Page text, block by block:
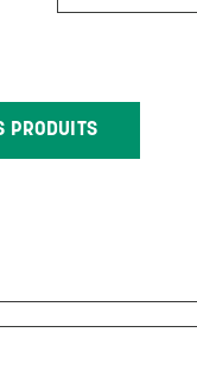
PRODUITS